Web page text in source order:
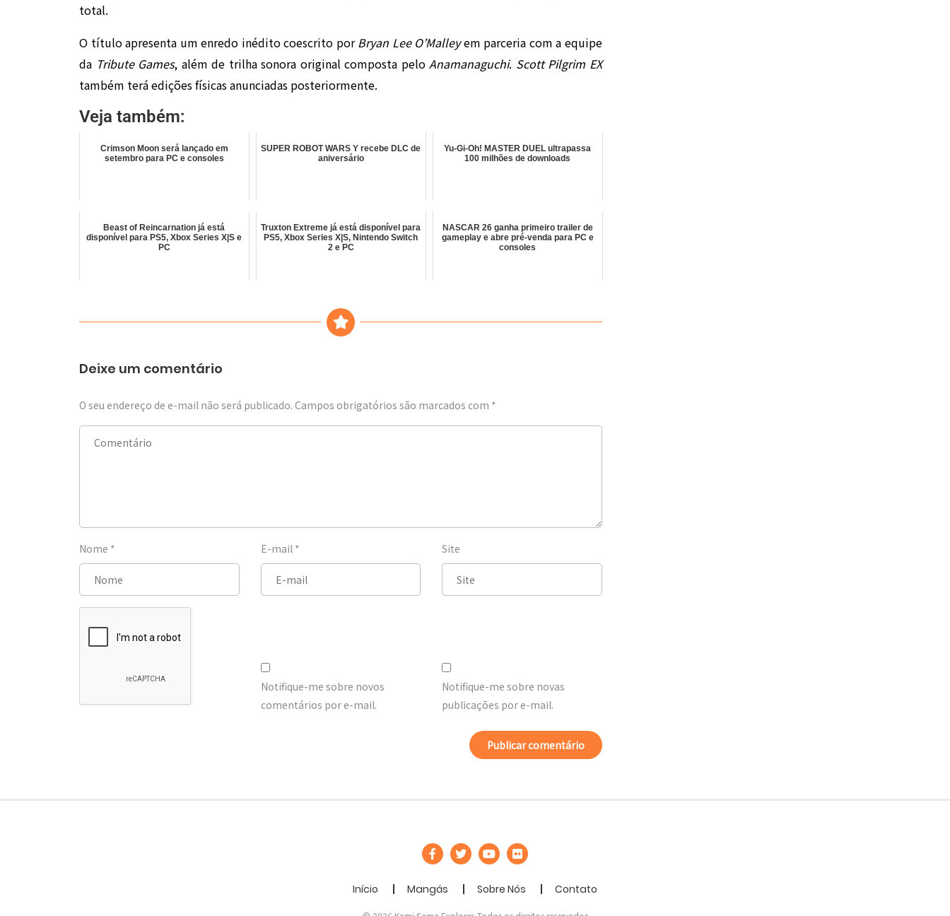
total.
O título apresenta um enredo inédito coescrito por Bryan Lee O’Malleyem parceria com a equipe
da Tribute Games, além de trilha sonora original composta peloAnamanaguchi. Scott Pilgrim EX
também terá edições físicas anunciadas posteriormente.
Veja também:
Crimson Moon será lançado em
setembro para PC e consoles
SUPER ROBOT WARS Y recebe DLC de
aniversário
Yu-Gi-Oh! MASTER DUEL ultrapassa
100 milhões de downloads
Beast of Reincarnation já está
disponível para PS5, Xbox Series X|S e
PC
Truxton Extreme já está disponível para
PS5, Xbox Series X|S, Nintendo Switch
2 e PC
NASCAR 26 ganha primeiro trailer de
gameplay e abre pré-venda para PC e
consoles
Deixe um comentário
O seu endereço de e-mail não será publicado. Campos obrigatórios são marcados com *
Nome * E-mail * Site
Notifique-me sobre novos
comentários por e-mail.
Notifique-me sobre novas
publicações por e-mail.
Início Mangás Sobre Nós Contato